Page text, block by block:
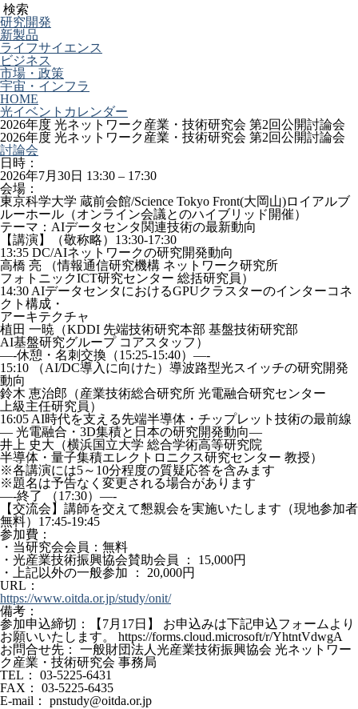
検索
研究開発
新製品
ライフサイエンス
ビジネス
市場・政策
宇宙・インフラ
HOME
光イベントカレンダー
2026年度 光ネットワーク産業・技術研究会 第2回公開討論会
2026年度 光ネットワーク産業・技術研究会 第2回公開討論会
討論会
日時：
2026年7月30日 13:30 – 17:30
会場：
東京科学大学 蔵前会館/Science Tokyo Front(大岡山)ロイアルブ
ルーホール（オンライン会議とのハイブリッド開催）
テーマ：AIデータセンタ関連技術の最新動向
【講演】（敬称略）13:30-17:30
13:35 DC/AIネットワークの研究開発動向
高橋 亮 （情報通信研究機構 ネットワーク研究所
フォトニックICT研究センター 総括研究員）
14:30 AIデータセンタにおけるGPUクラスターのインターコネ
クト構成・
アーキテクチャ
植田 一暁（KDDI 先端技術研究本部 基盤技術研究部
AI基盤研究グループ コアスタッフ）
—-休憩・名刺交換（15:25-15:40）—-
15:10 （AI/DC導入に向けた）導波路型光スイッチの研究開発
動向
鈴木 恵治郎（産業技術総合研究所 光電融合研究センター
上級主任研究員）
16:05 AI時代を支える先端半導体・チップレット技術の最前線
― 光電融合・3D集積と日本の研究開発動向―
井上 史大（横浜国立大学 総合学術高等研究院
半導体・量子集積エレクトロニクス研究センター 教授）
※各講演には5～10分程度の質疑応答を含みます
※題名は予告なく変更される場合があります
—-終了 （17:30）—-
【交流会】講師を交えて懇親会を実施いたします（現地参加者
無料）17:45-19:45
参加費：
・当研究会会員：無料
・光産業技術振興協会賛助会員 ： 15,000円
・上記以外の一般参加 ： 20,000円
URL：
https://www.oitda.or.jp/study/onit/
備考：
参加申込締切：【7月17日】 お申込みは下記申込フォームより
お願いいたします。 https://forms.cloud.microsoft/r/YhtntVdwgA
お問合せ先： 一般財団法人光産業技術振興協会 光ネットワー
ク産業・技術研究会 事務局
TEL： 03-5225-6431
FAX： 03-5225-6435
E-mail： pnstudy@oitda.or.jp